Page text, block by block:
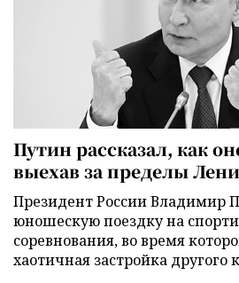
Путин рассказал, как
выехав за пределы
Президент России Владимир
юношескую поездку на
соревнования, во время
хаотичная застройка другого